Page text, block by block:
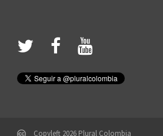
Copyleft 2026 Plural Colombia